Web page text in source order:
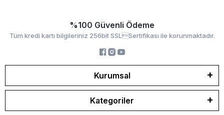
%100 Güvenli Ödeme
Tüm kredi kartı bilgileriniz 256bit SSLSertifikası ile korunmaktadır.
Kurumsal
Kategoriler